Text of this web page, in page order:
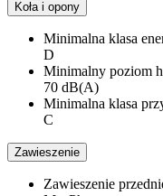
Koła i opony
Minimalna klasa
D
Minimalny poziom
70 dB(A)
Minimalna klasa
C
Zawieszenie
Zawieszenie